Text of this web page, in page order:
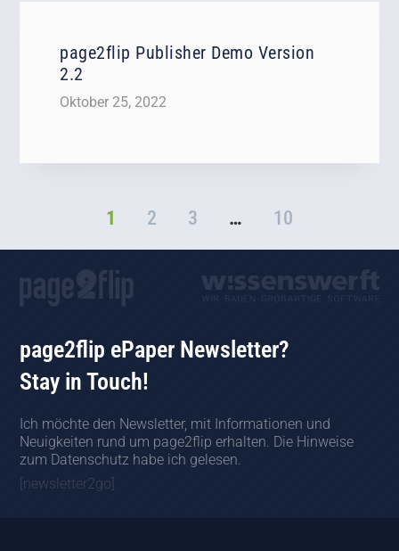
page2flip Publisher Demo Version
2.2
Oktober 25, 2022
1 2 3 … 10
page2flip ePaper Newsletter?
Stay in Touch!
Ich möchte den Newsletter, mit Informationen und
Neuigkeiten rund um page2flip erhalten. Die Hinweise
zum Datenschutz habe ich gelesen.
[newsletter2go]